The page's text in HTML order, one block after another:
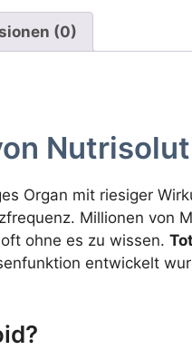
(0)
Organ mit riesiger
Millionen von
ohne es zu wissen.
entwickelt